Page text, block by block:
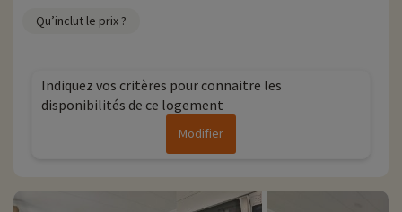
Qu’inclut le prix ?
Indiquez vos critères pour connaitre les
disponibilités de ce logement
Modifier